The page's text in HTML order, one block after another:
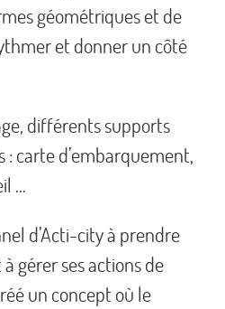
géométriques et de
et donner un côté
différents supports
: carte d’embarquement,
…
d’Acti-city à prendre
gérer ses actions de
un concept où le